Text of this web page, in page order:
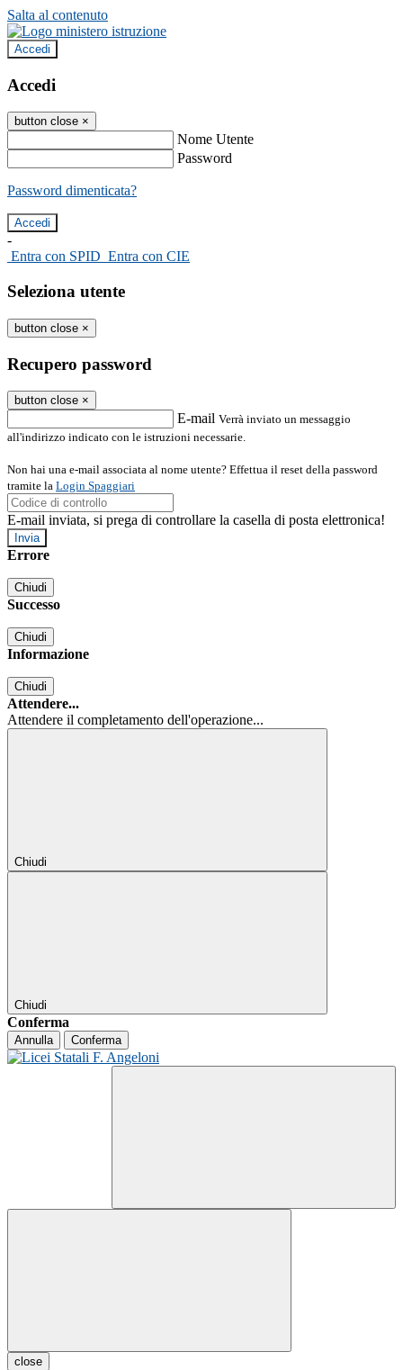
Salta al contenuto
Accedi
Accedi
button close ×
Nome Utente
Password
Password dimenticata?
-
Entra con SPID Entra con CIE
Seleziona utente
button close ×
Recupero password
button close ×
E-mail Verrà inviato un messaggio
all'indirizzo indicato con le istruzioni necessarie.
Non hai una e-mail associata al nome utente? Effettua il reset della password
tramite la Login Spaggiari
E-mail inviata, si prega di controllare la casella di posta elettronica!
Errore
Chiudi
Successo
Chiudi
Informazione
Chiudi
Attendere...
Attendere il completamento dell'operazione...
Chiudi
Chiudi
Conferma
Annulla Conferma
close